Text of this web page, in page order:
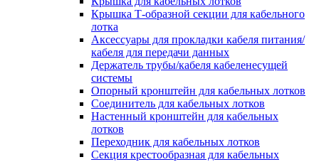
Крышка Т-образной секции для кабельного
лотка
Аксессуары для прокладки кабеля питания/
кабеля для передачи данных
Держатель трубы/кабеля кабеленесущей
системы
Опорный кронштейн для кабельных лотков
Соединитель для кабельных лотков
Настенный кронштейн для кабельных
лотков
Переходник для кабельных лотков
Секция крестообразная для кабельных